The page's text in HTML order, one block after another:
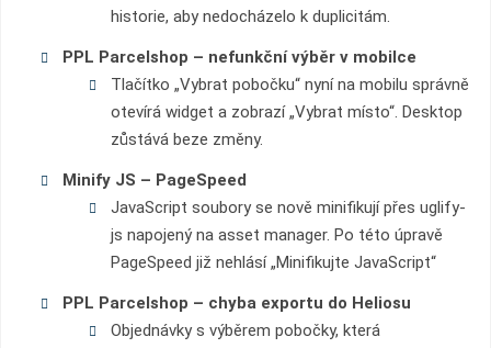
historie, aby nedocházelo k duplicitám.
PPL Parcelshop – nefunkční výběr v mobilce
Tlačítko „Vybrat pobočku“ nyní na mobilu správně
otevírá widget a zobrazí „Vybrat místo“. Desktop
zůstává beze změny.
Minify JS – PageSpeed
JavaScript soubory se nově minifikují přes uglify-
js napojený na asset manager. Po této úpravě
PageSpeed již nehlásí „Minifikujte JavaScript“
PPL Parcelshop – chyba exportu do Heliosu
Objednávky s výběrem pobočky, která